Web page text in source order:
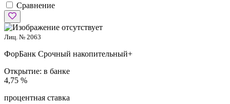
Сравнение
Лиц. № 2063
ФорБанк Срочный накопительный+
Открытие: в банке
4,75 %
процентная ставка